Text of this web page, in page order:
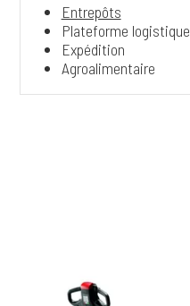
Entrepôts
Plateforme logistique
Expédition
Agroalimentaire